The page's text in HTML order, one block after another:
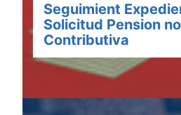
Seguimient
Solicitud Pension no
Contributiva